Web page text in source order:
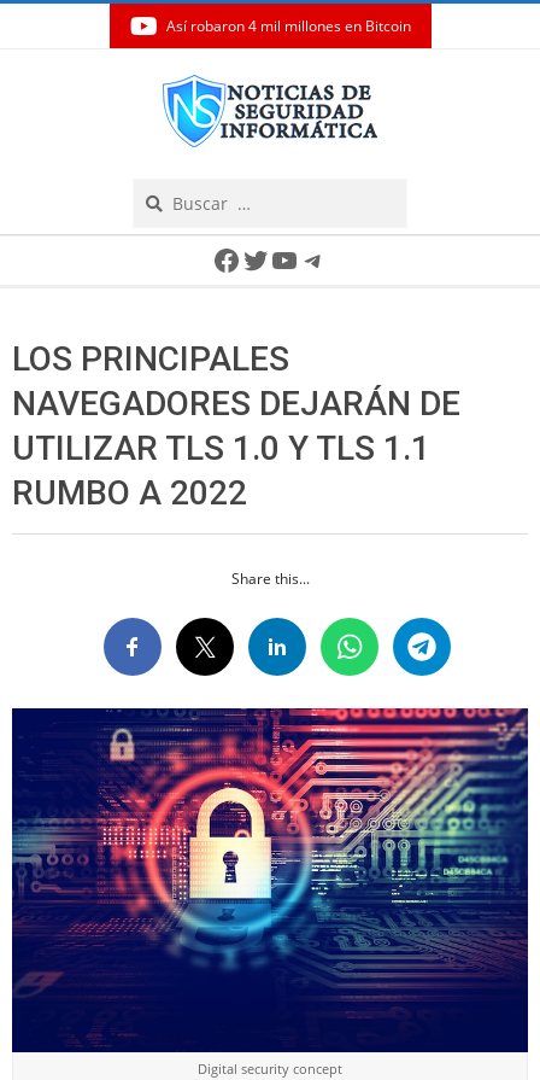
Así robaron 4 mil millones en Bitcoin
Facebook
Twitter
YouTube
Telegram
LOS PRINCIPALES
NAVEGADORES DEJARÁN DE
UTILIZAR TLS 1.0 Y TLS 1.1
RUMBO A 2022
Share this...
Digital security concept